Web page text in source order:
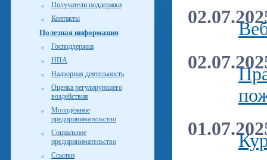
Получатели поддержки
Контакты
Полезная информация
Господдержка
НПА
Надзорная деятельность
Оценка регулирующего
воздействия
Молодёжное
предпринимательство
Социальное
предпринимательство
Ссылки